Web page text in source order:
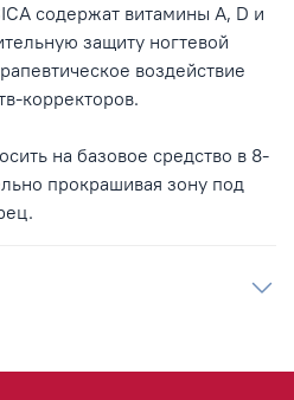
содержат витамины A, D и
защиту ногтевой
воздействие
корректоров.
на базовое средство в 8-
прокрашивая зону под